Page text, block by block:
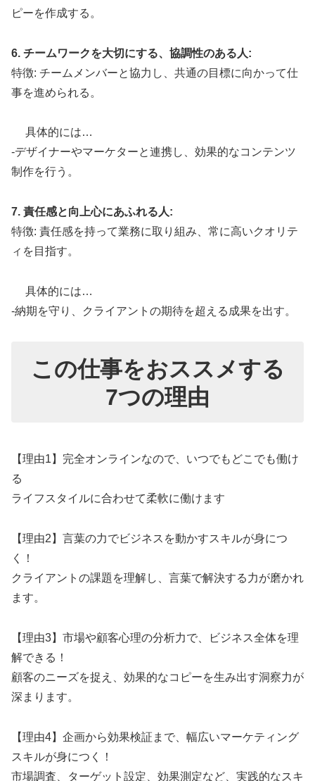
ピーを作成する。
6. チームワークを大切にする、協調性のある人:
特徴: チームメンバーと協力し、共通の目標に向かって仕
事を進められる。
具体的には…
-デザイナーやマーケターと連携し、効果的なコンテンツ
制作を行う。
7. 責任感と向上心にあふれる人:
特徴: 責任感を持って業務に取り組み、常に高いクオリテ
ィを目指す。
具体的には…
-納期を守り、クライアントの期待を超える成果を出す。
この仕事をおススメする
7つの理由
【理由1】完全オンラインなので、いつでもどこでも働け
る
ライフスタイルに合わせて柔軟に働けます
【理由2】言葉の力でビジネスを動かすスキルが身につ
く！
クライアントの課題を理解し、言葉で解決する力が磨かれ
ます。
【理由3】市場や顧客心理の分析力で、ビジネス全体を理
解できる！
顧客のニーズを捉え、効果的なコピーを生み出す洞察力が
深まります。
【理由4】企画から効果検証まで、幅広いマーケティング
スキルが身につく！
市場調査、ターゲット設定、効果測定など、実践的なスキ